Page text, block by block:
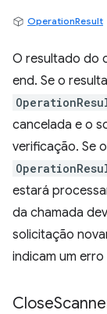
OperationResult
O resultado do
end. Se o
cancelada e o
verificação. Se
estará
da chamada
solicitação
indicam um
Close